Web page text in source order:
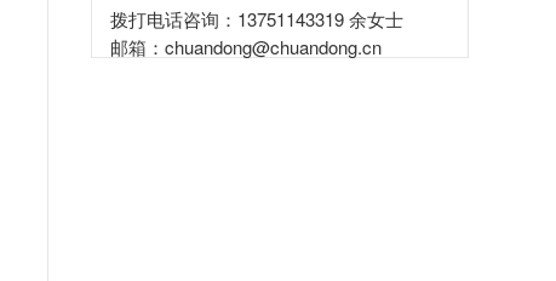
拨打电话咨询：13751143319 余女士
邮箱： chuandong@chuandong.cn